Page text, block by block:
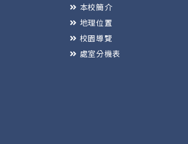
本校簡介
地理位置
校園導覽
處室分機表